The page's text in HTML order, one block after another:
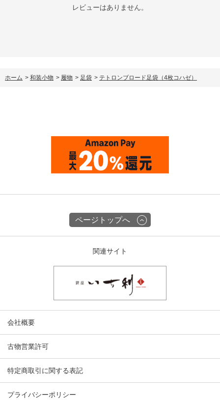
レビューはありません。
ホーム > 和装小物 > 履物 > 足袋 > テトロンブロード足袋（4枚コハゼ）
ページトップへ
関連サイト
会社概要
古物営業許可
特定商取引に関する表記
プライバシーポリシー